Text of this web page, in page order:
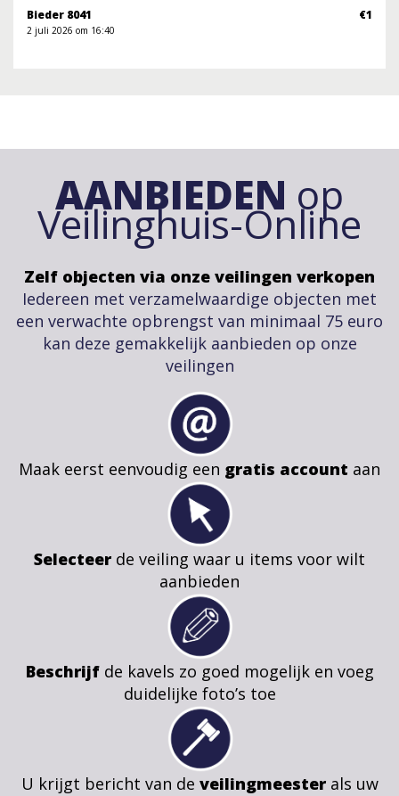
Bieder 8041 €1
2 juli 2026 om 16:40
AANBIEDEN op
Veilinghuis-Online
Zelf objecten via onze veilingen verkopen
Iedereen met verzamelwaardige objecten met
een verwachte opbrengst van minimaal 75 euro
kan deze gemakkelijk aanbieden op onze
veilingen
Maak eerst eenvoudig een gratis account aan
Selecteer de veiling waar u items voor wilt
aanbieden
Beschrijfde kavels zo goed mogelijk en voeg
duidelijke foto’s toe
U krijgt bericht van de veilingmeesterals uw